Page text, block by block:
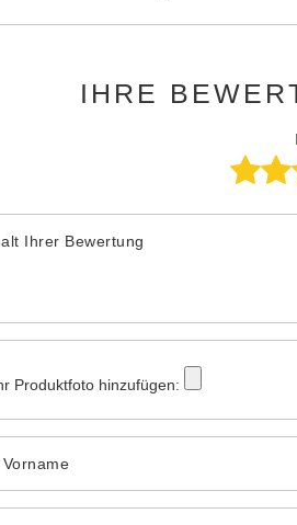
IHRE
Ihrer Bewertung
Produktfoto hinzufügen: